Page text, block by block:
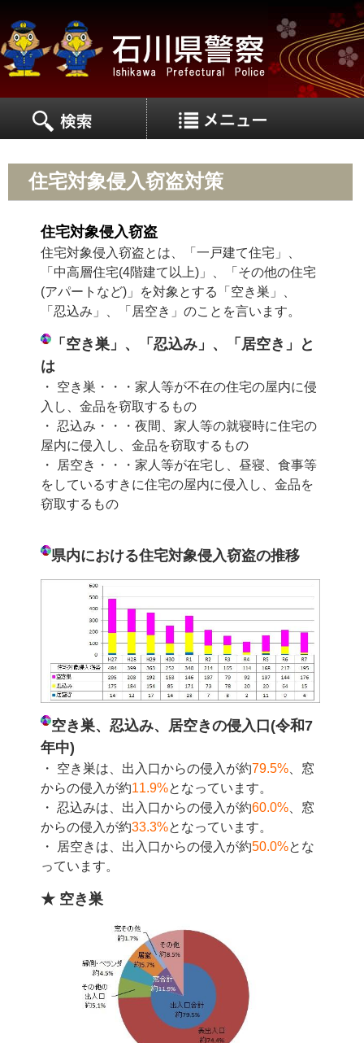
住宅対象侵入窃盗対策
住宅対象侵入窃盗
住宅対象侵入窃盗とは、「一戸建て住宅」、
「中高層住宅(4階建て以上)」、「その他の住宅
(アパートなど)」を対象とする「空き巣」、
「忍込み」、「居空き」のことを言います。
「空き巣」、「忍込み」、「居空き」と
は
・ 空き巣・・・家人等が不在の住宅の屋内に侵
入し、金品を窃取するもの
・ 忍込み・・・夜間、家人等の就寝時に住宅の
屋内に侵入し、金品を窃取するもの
・ 居空き・・・家人等が在宅し、昼寝、食事等
をしているすきに住宅の屋内に侵入し、金品を
窃取するもの
県内における住宅対象侵入窃盗の推移
空き巣、忍込み、居空きの侵入口(令和7
年中)
・ 空き巣は、出入口からの侵入が約79.5%、窓
からの侵入が約11.9%となっています。
・ 忍込みは、出入口からの侵入が約60.0%、窓
からの侵入が約33.3%となっています。
・ 居空きは、出入口からの侵入が約50.0%とな
っています。
★ 空き巣